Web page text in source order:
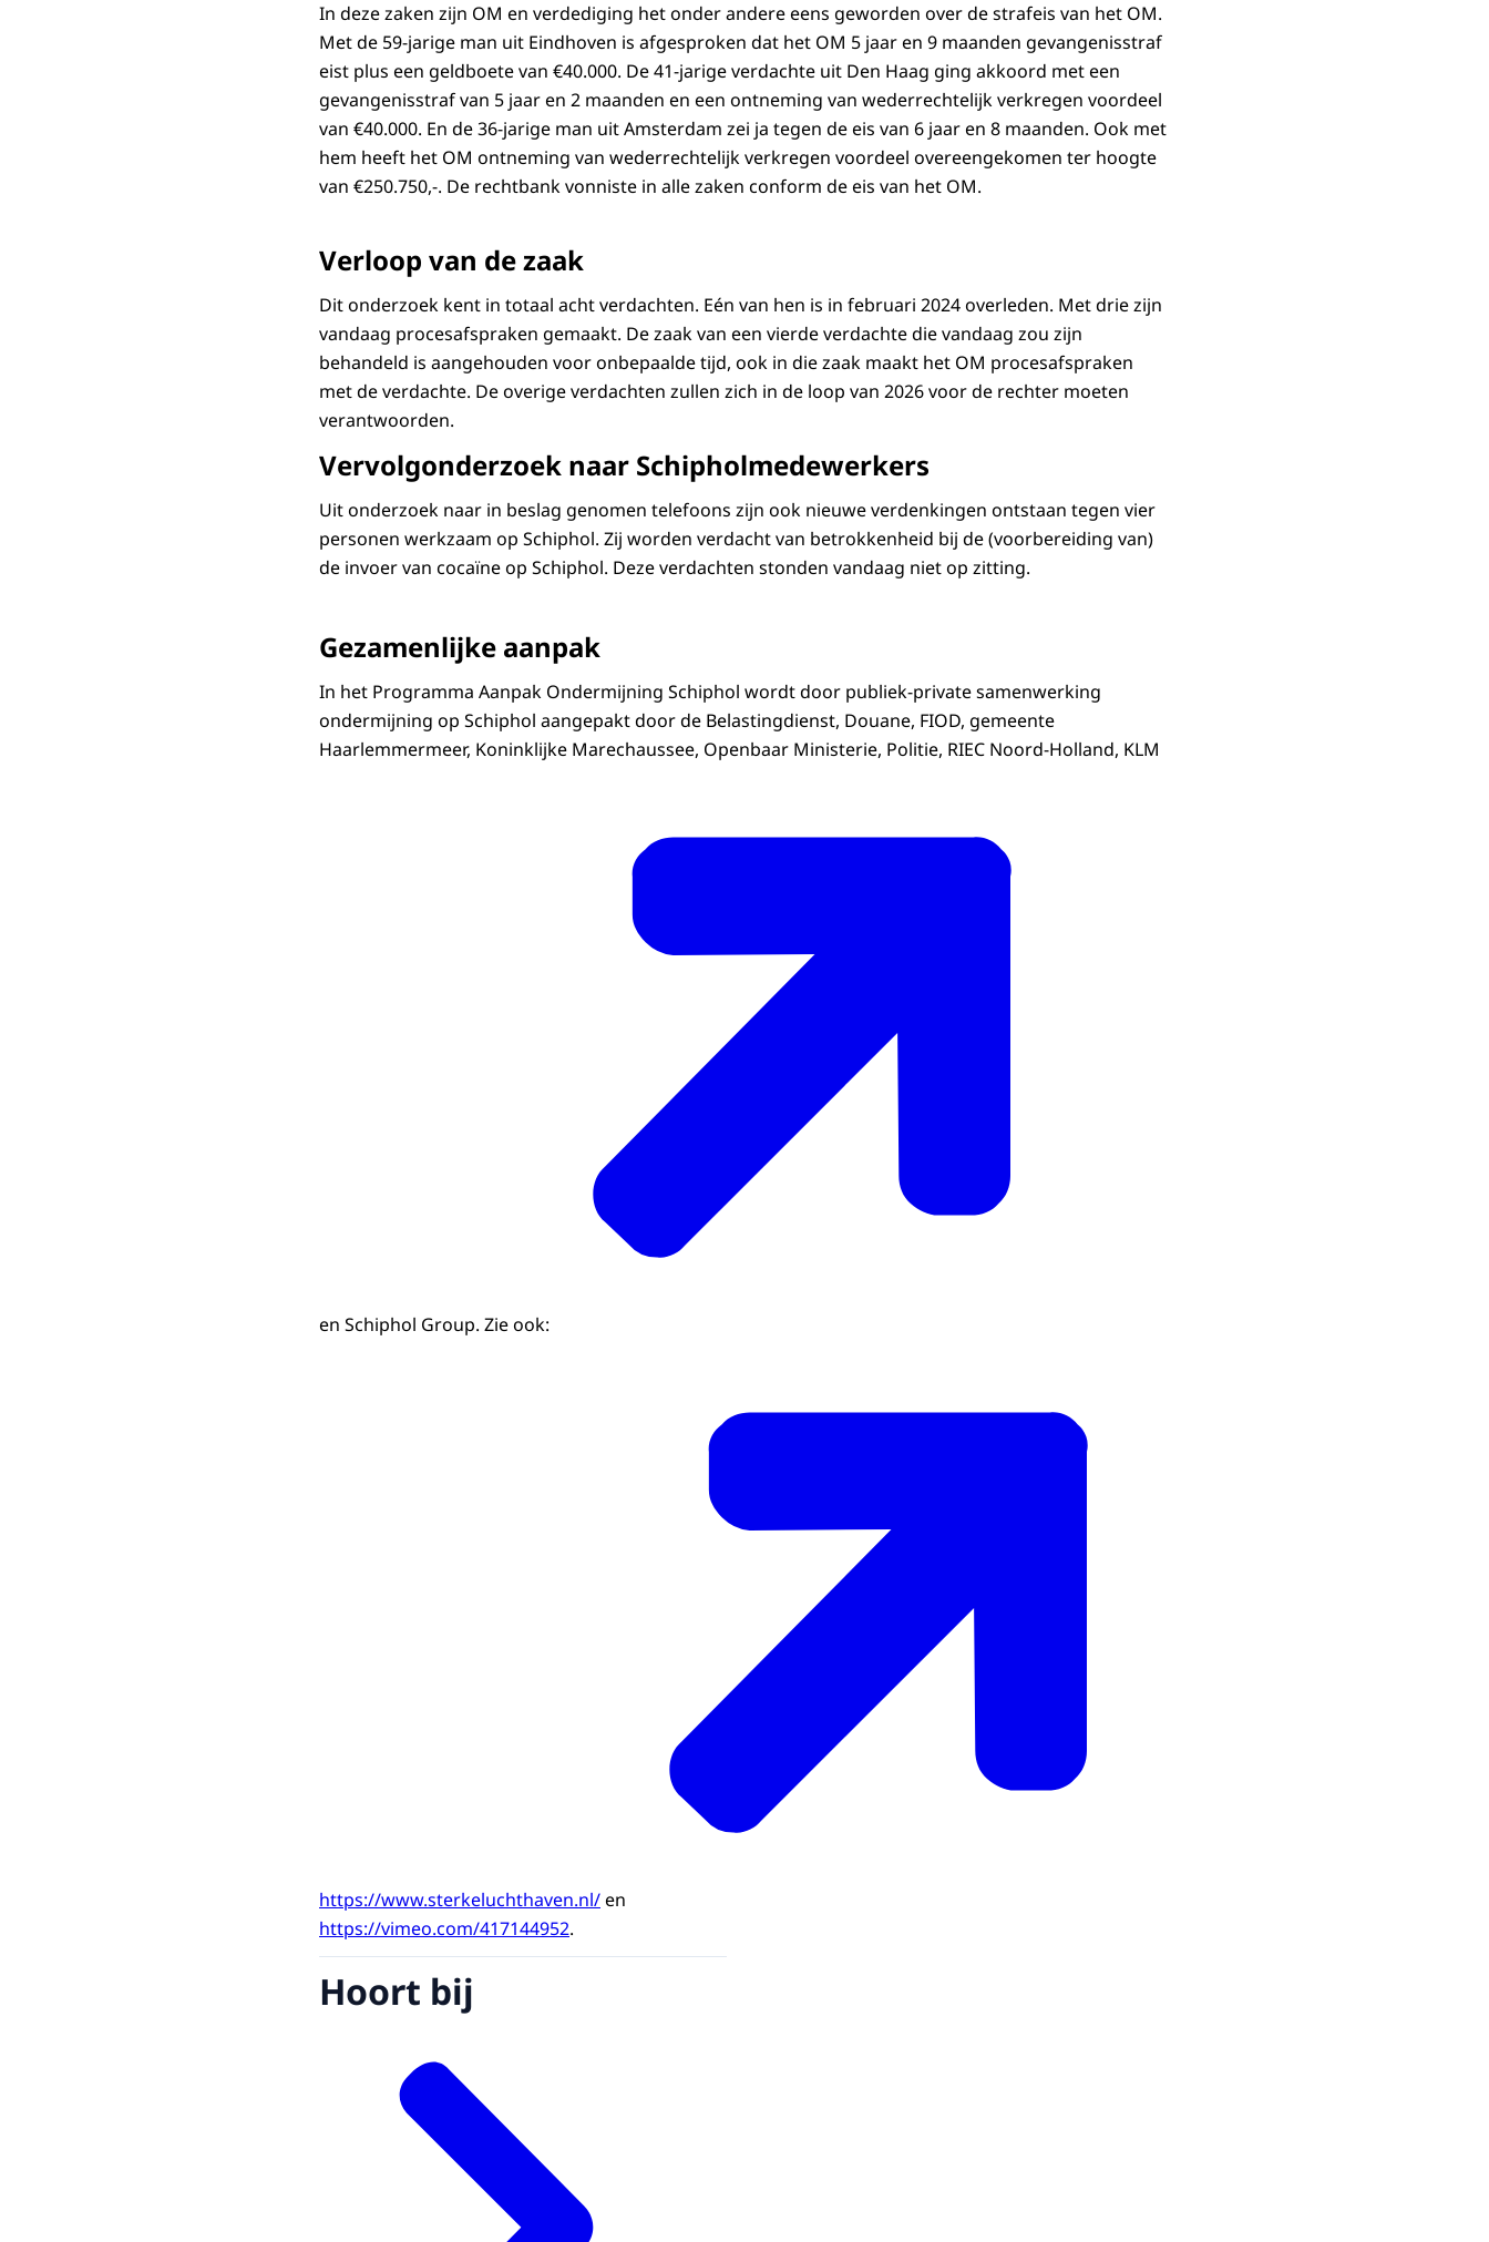
In deze zaken zijn OM en verdediging het onder andere eens geworden over de strafeis van het OM.
Met de 59-jarige man uit Eindhoven is afgesproken dat het OM 5 jaar en 9 maanden gevangenisstraf
eist plus een geldboete van €40.000. De 41-jarige verdachte uit Den Haag ging akkoord met een
gevangenisstraf van 5 jaar en 2 maanden en een ontneming van wederrechtelijk verkregen voordeel
van €40.000. En de 36-jarige man uit Amsterdam zei ja tegen de eis van 6 jaar en 8 maanden. Ook met
hem heeft het OM ontneming van wederrechtelijk verkregen voordeel overeengekomen ter hoogte
van €250.750,-. De rechtbank vonniste in alle zaken conform de eis van het OM.
Verloop van de zaak
Dit onderzoek kent in totaal acht verdachten. Eén van hen is in februari 2024 overleden. Met drie zijn
vandaag procesafspraken gemaakt. De zaak van een vierde verdachte die vandaag zou zijn
behandeld is aangehouden voor onbepaalde tijd, ook in die zaak maakt het OM procesafspraken
met de verdachte. De overige verdachten zullen zich in de loop van 2026 voor de rechter moeten
verantwoorden.
Vervolgonderzoek naar Schipholmedewerkers
Uit onderzoek naar in beslag genomen telefoons zijn ook nieuwe verdenkingen ontstaan tegen vier
personen werkzaam op Schiphol. Zij worden verdacht van betrokkenheid bij de (voorbereiding van)
de invoer van cocaïne op Schiphol. Deze verdachten stonden vandaag niet op zitting.
Gezamenlijke aanpak
In het Programma Aanpak Ondermijning Schiphol wordt door publiek-private samenwerking
ondermijning op Schiphol aangepakt door de Belastingdienst, Douane, FIOD, gemeente
Haarlemmermeer, Koninklijke Marechaussee, Openbaar Ministerie, Politie, RIEC Noord-Holland, KLM
en Schiphol Group. Zie ook:
https://www.sterkeluchthaven.nl/en
https://vimeo.com/417144952.
Hoort bij